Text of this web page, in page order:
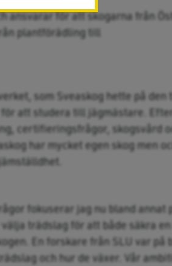
ansvarar för att skogarna från
plantförädling till
som Sveaskog hette på den
att studera till jägmästare.
certifieringsfrågor, skogsvård
har mycket egen skog men
fokuserar jag nu bland annat
trädslag för att både säkra
En forskare från SLU var på
och hur de växer. Vår